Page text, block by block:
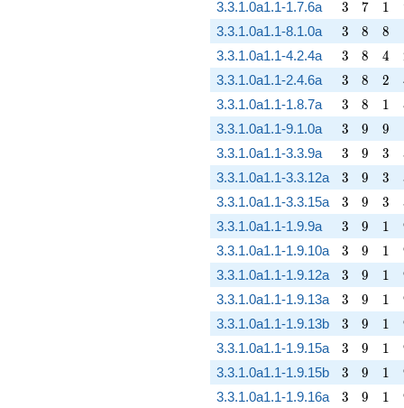
3.3.1.0a1.1-1.7.6a 3
3 7
7 11
3.3.1.0a1.1-8.1.0a 3
3 8
8 8
8
3.3.1.0a1.1-4.2.4a 3
3 8
8 4
4
3.3.1.0a1.1-2.4.6a 3
3 8
8 2
2
3.3.1.0a1.1-1.8.7a 3
3 8
8 11
3.3.1.0a1.1-9.1.0a 3
3 9
9 9
9
3.3.1.0a1.1-3.3.9a 3
3 9
9 3
3
3.3.1.0a1.1-3.3.12a 3
3 9
9 3
3
3.3.1.0a1.1-3.3.15a 3
3 9
9 3
3
3.3.1.0a1.1-1.9.9a 3
3 9
9 11
3.3.1.0a1.1-1.9.10a 3
3 9
9 11
3.3.1.0a1.1-1.9.12a 3
3 9
9 11
3.3.1.0a1.1-1.9.13a 3
3 9
9 11
3.3.1.0a1.1-1.9.13b 3
3 9
9 11
3.3.1.0a1.1-1.9.15a 3
3 9
9 11
3.3.1.0a1.1-1.9.15b 3
3 9
9 11
3.3.1.0a1.1-1.9.16a 3
3 9
9 11